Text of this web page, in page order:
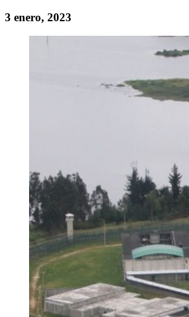
3 enero, 2023